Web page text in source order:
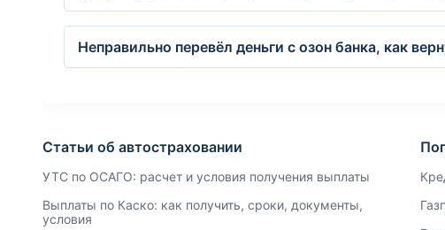
Неправильно перевёл деньги с озон банка, как
Статьи об автостраховании
УТС по ОСАГО: расчет и условия получения выплаты
Выплаты по Каско: как получить, сроки, документы,
условия